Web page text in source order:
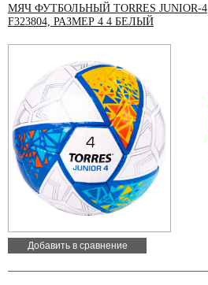
МЯЧ ФУТБОЛЬНЫЙ TORRES JUNIOR-4
F323804, РАЗМЕР 4 4 БЕЛЫЙ
Добавить в сравнение